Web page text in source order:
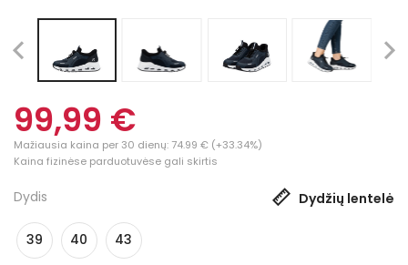
99,99 €
Mažiausia kaina per 30 dienų: 74.99 € (+33.34%)
Kaina fizinėse parduotuvėse gali skirtis
Dydis Dydžių lentelė
39 40 43